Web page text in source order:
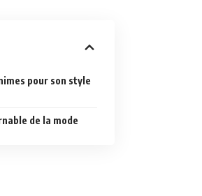
pour son style
de la mode